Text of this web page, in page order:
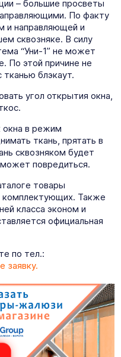
– большие просветы
По факту
и направляющей и
сквозняке. В силу
“Уни-1” не может
По этой причине не
блэкаут.
угол открытия окна,
окна в режим
ткань, прятать в
сквозняком будет
повредиться.
товары
комплектующих. Также
класса эконом и
официальная
по тел.:
заявку.